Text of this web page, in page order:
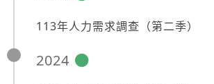
113年人力需求調查（第二季）
2024